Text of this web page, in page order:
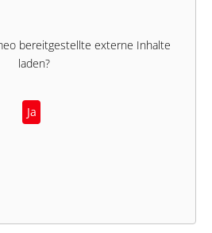
bereitgestellte externe Inhalte
laden?
Ja